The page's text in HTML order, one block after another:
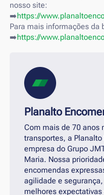
nosso site:
➡️https://
Para mais informações da
➡️https://
Planalto
Com mais de 70 anos
transportes, a
empresa do Grupo
Maria. Nossa
encomendas
agilidade e
melhores